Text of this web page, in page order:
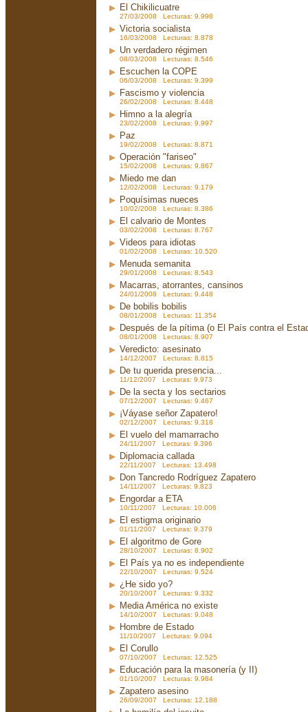
El Chikilicuatre
27/03/2008 Lecturas: 9.998
Victoria socialista
16/03/2008 Lecturas: 8.878
Un verdadero régimen
08/03/2008 Lecturas: 8.546
Escuchen la COPE
06/03/2008 Lecturas: 9.399
Fascismo y violencia
26/02/2008 Lecturas: 8.448
Himno a la alegría
23/02/2008 Lecturas: 9.997
Paz
19/02/2008 Lecturas: 8.871
Operación "fariseo"
15/02/2008 Lecturas: 9.867
Miedo me dan
12/02/2008 Lecturas: 9.179
Poquísimas nueces
10/02/2008 Lecturas: 8.386
El calvario de Montes
03/02/2008 Lecturas: 8.767
Videos para idiotas
01/02/2008 Lecturas: 10.520
Menuda semanita
29/01/2008 Lecturas: 8.543
Macarras, atorrantes, cansinos
24/01/2008 Lecturas: 9.448
De bobilis bobilis
08/01/2008 Lecturas: 11.354
Después de la pítima (o El País contra el
08/01/2008 Lecturas: 8.907
Veredicto: asesinato
14/12/2007 Lecturas: 8.815
De tu querida presencia...
11/12/2007 Lecturas: 9.973
De la secta y los sectarios
07/12/2007 Lecturas: 9.467
¡Váyase señor Zapatero!
02/12/2007 Lecturas: 9.318
El vuelo del mamarracho
24/11/2007 Lecturas: 9.396
Diplomacia callada
22/11/2007 Lecturas: 13.498
Don Tancredo Rodríguez Zapatero
14/11/2007 Lecturas: 9.823
Engordar a ETA
10/11/2007 Lecturas: 10.006
El estigma originario
01/11/2007 Lecturas: 9.379
El algoritmo de Gore
28/10/2007 Lecturas: 8.902
El País ya no es independiente
22/10/2007 Lecturas: 9.524
¿He sido yo?
20/10/2007 Lecturas: 9.332
Media América no existe
14/10/2007 Lecturas: 9.048
Hombre de Estado
11/10/2007 Lecturas: 9.094
El Corullo
07/10/2007 Lecturas: 12.525
Educación para la masonería (y II)
01/10/2007 Lecturas: 9.984
Zapatero asesino
26/09/2007 Lecturas: 12.188